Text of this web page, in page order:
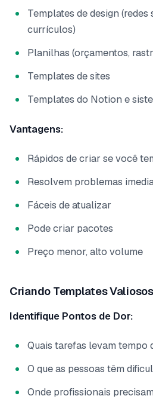
Templates de design
currículos)
Planilhas (orçamentos,
Templates de sites
Templates do Notion e
Vantagens:
Rápidos de criar se você
Resolvem problemas
Fáceis de atualizar
Pode criar pacotes
Preço menor, alto volume
Criando Templates Valiosos
Identifique Pontos de Dor:
Quais tarefas levam tempo
O que as pessoas têm
Onde profissionais